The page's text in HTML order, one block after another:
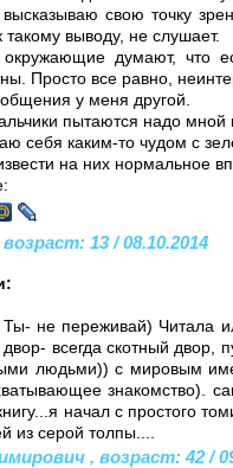
высказываю свою точку
такому выводу, не слушает.
думают, что
Просто все равно,
у меня другой.
пытаются надо мной
себя каким-то чудом с
на них нормальное
13 / 08.10.2014
не переживай) Читала
двор- всегда скотный
людьми)) с мировым
знакомство).
начал с простого
из серой толпы....
, возраст: 42 /